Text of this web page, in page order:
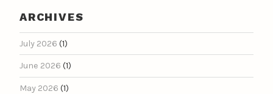
ARCHIVES
July 2026 (1)
June 2026 (1)
May 2026 (1)